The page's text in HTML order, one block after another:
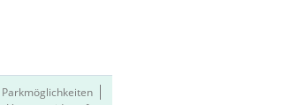
Parkmöglichkeiten